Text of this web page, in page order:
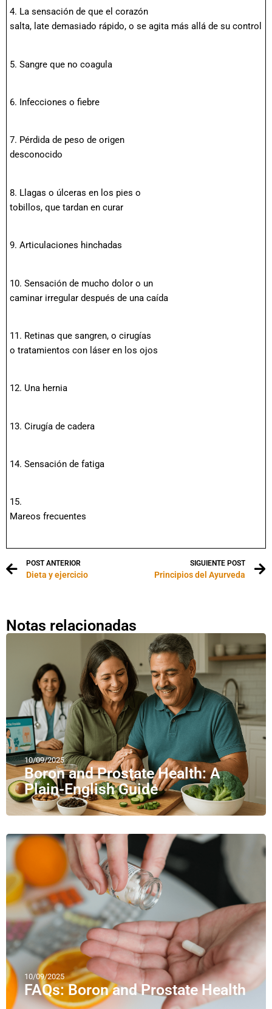
4. La sensación de que el corazón
salta, late demasiado rápido, o se agita más allá de su control
5. Sangre que no coagula
6. Infecciones o fiebre
7. Pérdida de peso de origen
desconocido
8. Llagas o úlceras en los pies o
tobillos, que tardan en curar
9. Articulaciones hinchadas
10. Sensación de mucho dolor o un
caminar irregular después de una caída
11. Retinas que sangren, o cirugías
o tratamientos con láser en los ojos
12. Una hernia
13. Cirugía de cadera
14. Sensación de fatiga
15.
Mareos frecuentes
POST ANTERIOR
Dieta y ejercicio
SIGUIENTE POST
Principios del Ayurveda
Notas relacionadas
10/09/2025
Boron and Prostate Health: A
Plain-English Guide
10/09/2025
FAQs: Boron and Prostate Health